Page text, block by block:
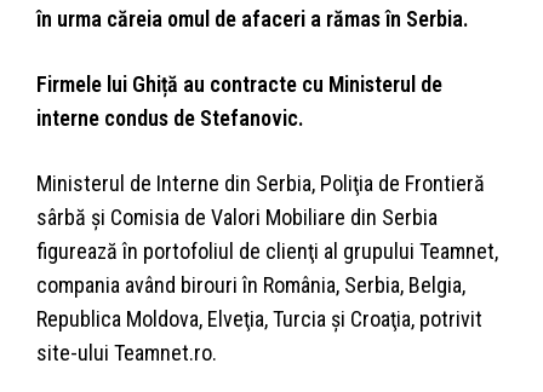
în urma căreia omul de afaceri a rămas în Serbia.
Firmele lui Ghiță au contracte cu Ministerul de
interne condus de Stefanovic.
Ministerul de Interne din Serbia, Poliţia de Frontieră
sârbă şi Comisia de Valori Mobiliare din Serbia
figurează în portofoliul de clienţi al grupului Teamnet,
compania având birouri în România, Serbia, Belgia,
Republica Moldova, Elveţia, Turcia şi Croaţia, potrivit
site-ului Teamnet.ro.